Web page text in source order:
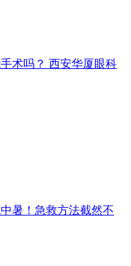
术吗？ 西安华厦眼科
暑！急救方法截然不